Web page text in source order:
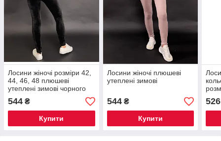
Лосини жіночі розміри 42,
44, 46, 48 плюшеві
утеплені зимові чорного
кольору
544 ₴
Купити
Лосини жіночі плюшеві
утеплені зимові
544₴
Купити
526